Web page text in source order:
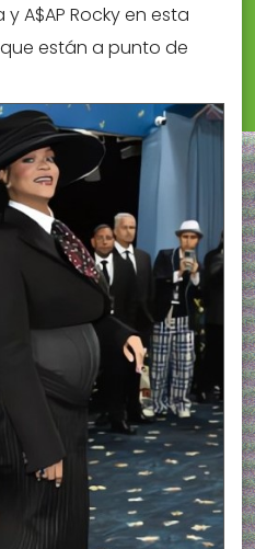
A$AP Rocky en esta
están a punto de